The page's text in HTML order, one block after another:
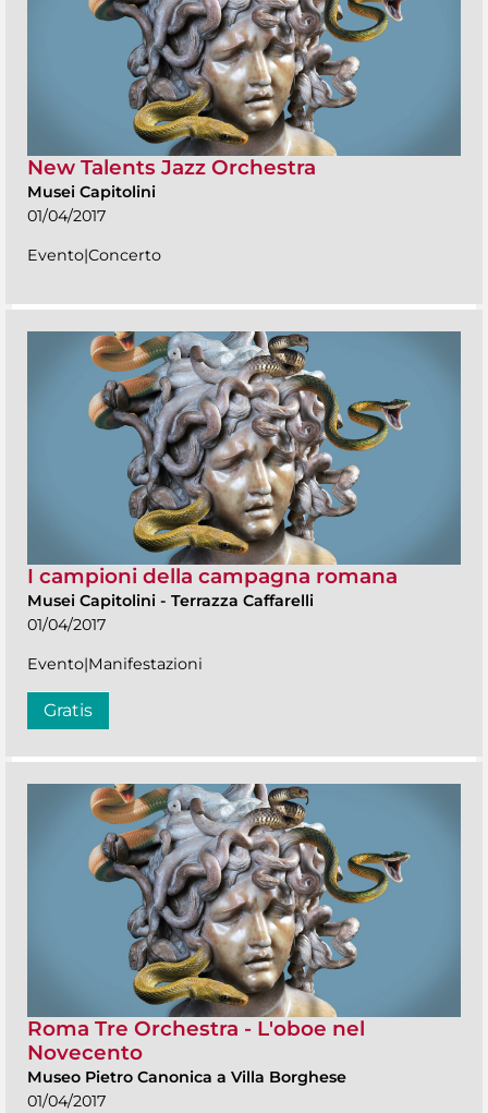
New Talents Jazz Orchestra
Musei Capitolini
01/04/2017
Evento|Concerto
I campioni della campagna romana
Musei Capitolini - Terrazza Caffarelli
01/04/2017
Evento|Manifestazioni
Gratis
Roma Tre Orchestra - L'oboe nel
Novecento
Museo Pietro Canonica a Villa Borghese
01/04/2017